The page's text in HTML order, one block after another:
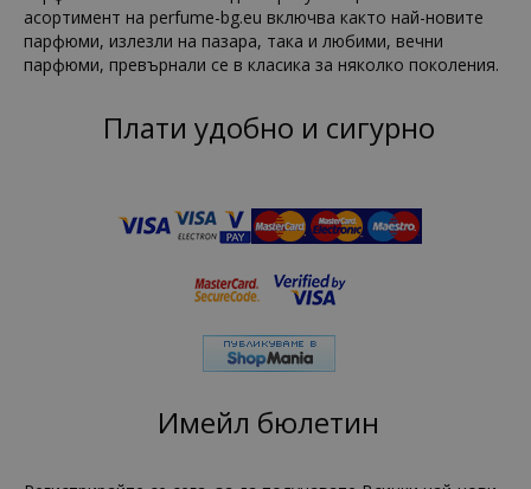
асортимент на perfume-bg.eu включва както най-новите
парфюми, излезли на пазара, така и любими, вечни
парфюми, превърнали се в класика за няколко поколения.
Плати удобно и сигурно
Имейл бюлетин